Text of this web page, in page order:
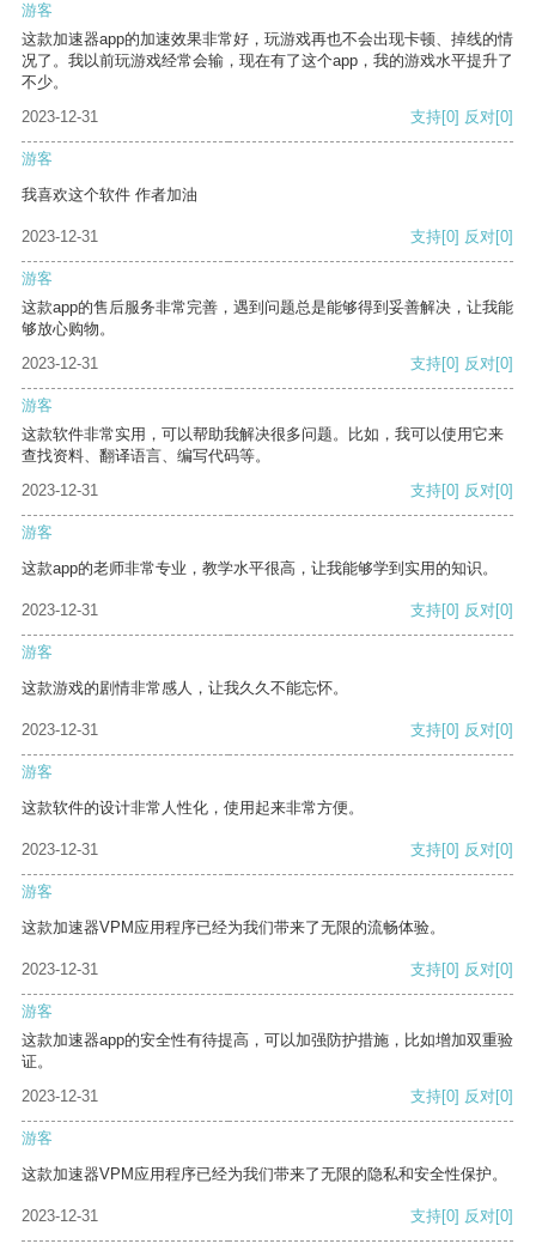
游客
这款加速器app的加速效果非常好，玩游戏再也不会出现卡顿、掉线的情
况了。我以前玩游戏经常会输，现在有了这个app，我的游戏水平提升了
不少。
2023-12-31
支持[0] 反对[0]
游客
我喜欢这个软件 作者加油
2023-12-31 支持[0] 反对[0]
游客
这款app的售后服务非常完善，遇到问题总是能够得到妥善解决，让我能
够放心购物。
2023-12-31
支持[0] 反对[0]
游客
这款软件非常实用，可以帮助我解决很多问题。比如，我可以使用它来
查找资料、翻译语言、编写代码等。
2023-12-31
支持[0] 反对[0]
游客
这款app的老师非常专业，教学水平很高，让我能够学到实用的知识。
2023-12-31 支持[0] 反对[0]
游客
这款游戏的剧情非常感人，让我久久不能忘怀。
2023-12-31 支持[0] 反对[0]
游客
这款软件的设计非常人性化，使用起来非常方便。
2023-12-31 支持[0] 反对[0]
游客
这款加速器VPM应用程序已经为我们带来了无限的流畅体验。
2023-12-31 支持[0] 反对[0]
游客
这款加速器app的安全性有待提高，可以加强防护措施，比如增加双重验
证。
2023-12-31
支持[0] 反对[0]
游客
这款加速器VPM应用程序已经为我们带来了无限的隐私和安全性保护。
2023-12-31 支持[0] 反对[0]